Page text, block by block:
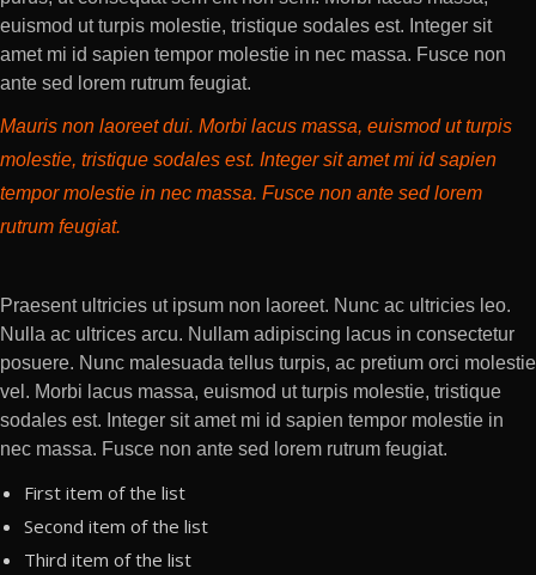
euismod ut turpis molestie, tristique sodales est. Integer sit
amet mi id sapien tempor molestie in nec massa. Fusce non
ante sed lorem rutrum feugiat.
Mauris non laoreet dui. Morbi lacus massa, euismod ut turpis
molestie, tristique sodales est. Integer sit amet mi id sapien
tempor molestie in nec massa. Fusce non ante sed lorem
rutrum feugiat.
Praesent ultricies ut ipsum non laoreet. Nunc ac ultricies leo.
Nulla ac ultrices arcu. Nullam adipiscing lacus in consectetur
posuere. Nunc malesuada tellus turpis, ac pretium orci molestie
vel. Morbi lacus massa, euismod ut turpis molestie, tristique
sodales est. Integer sit amet mi id sapien tempor molestie in
nec massa. Fusce non ante sed lorem rutrum feugiat.
First item of the list
Second item of the list
Third item of the list